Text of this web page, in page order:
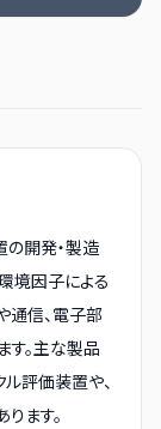
開発・製造
境因子による
通信、電子部
。主な製品
評価装置や、
ます。